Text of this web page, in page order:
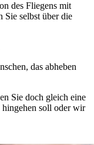
des Fliegens mit
Sie selbst über die
das abheben
Sie doch gleich eine
soll oder wir